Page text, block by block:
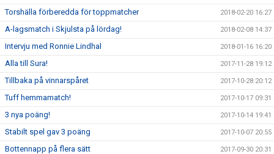
Torshälla förberedda för toppmatcher 2018-02-20 16:27
A-lagsmatch i Skjulsta på lördag! 2018-02-08 14:37
Intervju med Ronnie Lindhal 2018-01-16 16:20
Alla till Sura! 2017-11-28 19:12
Tillbaka på vinnarspåret 2017-10-28 20:12
Tuff hemmamatch! 2017-10-17 09:31
3 nya poäng! 2017-10-14 19:41
Stabilt spel gav 3 poäng 2017-10-07 20:55
Bottennapp på flera sätt 2017-09-30 20:31